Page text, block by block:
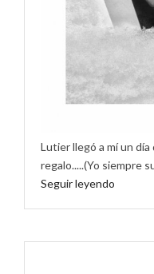
Lutier llegó a mí un día
regalo.....(Yo siempre
Seguir leyendo